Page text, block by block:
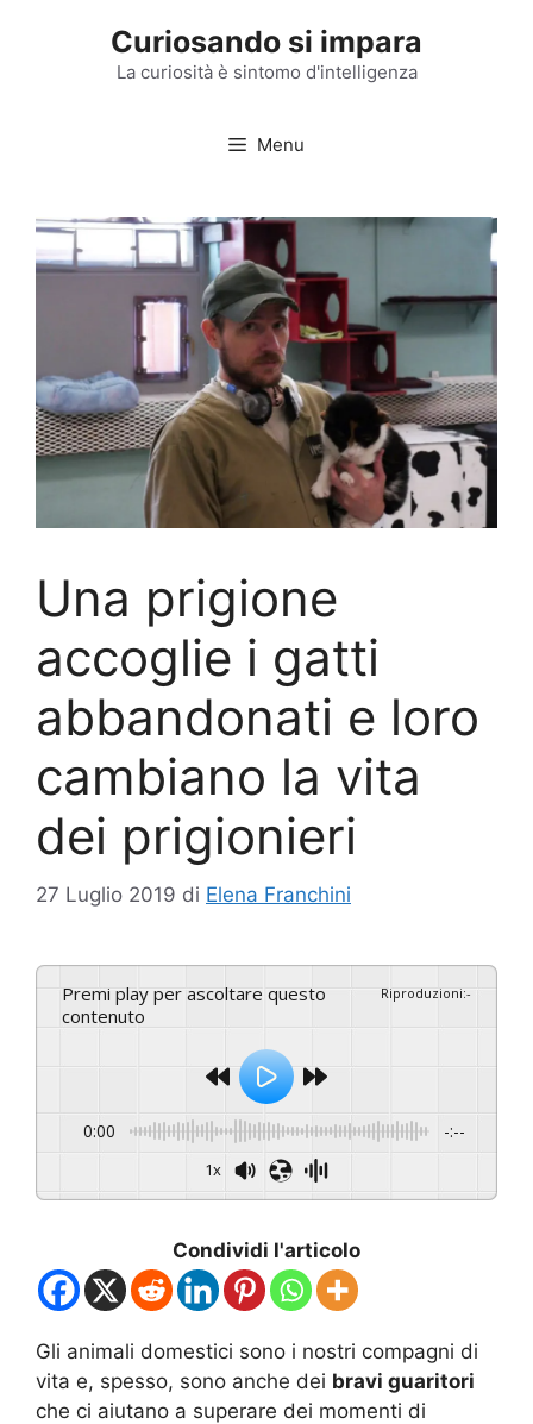
Curiosando si impara
La curiosità è sintomo d'intelligenza
Menu
Una prigione
accoglie i gatti
abbandonati e loro
cambiano la vita
dei prigionieri
27 Luglio 2019 di Elena Franchini
Premi play per ascoltare questo
contenuto
Riproduzioni:-
0:00 -:--
1x
Condividi l'articolo
Gli animali domestici sono i nostri compagni di
vita e, spesso, sono anche dei bravi guaritori
che ci aiutano a superare dei momenti di